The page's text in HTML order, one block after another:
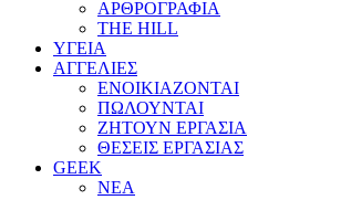
ΑΡΘΡΟΓΡΑΦΙΑ
THE HILL
ΥΓΕΙΑ
ΑΓΓΕΛΙΕΣ
ΕΝΟΙΚΙΑΖΟΝΤΑΙ
ΠΩΛΟΥΝΤΑΙ
ΖΗΤΟΥΝ ΕΡΓΑΣΙΑ
ΘΕΣΕΙΣ ΕΡΓΑΣΙΑΣ
GEEK
ΝΕΑ